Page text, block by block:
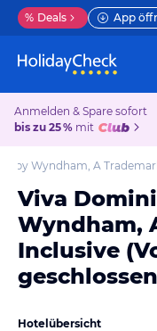
% Deals App
Anmelden & Spare sofort
bis zu 25 % mit
by Wyndham, A
Viva
Wyndham,
Inclusive
Hotelübersicht